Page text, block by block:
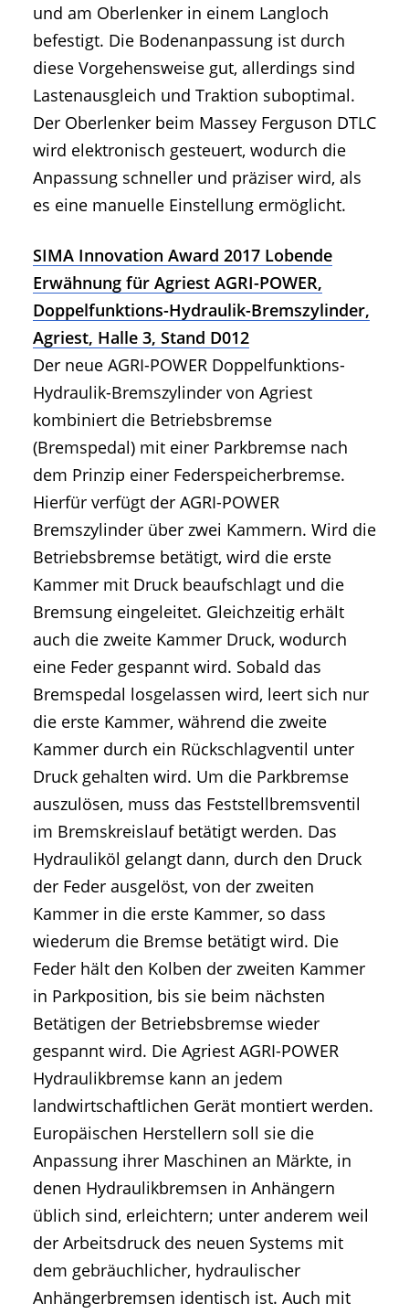
und am Oberlenker in einem Langloch
befestigt. Die Bodenanpassung ist durch
diese Vorgehensweise gut, allerdings sind
Lastenausgleich und Traktion suboptimal.
Der Oberlenker beim Massey Ferguson DTLC
wird elektronisch gesteuert, wodurch die
Anpassung schneller und präziser wird, als
es eine manuelle Einstellung ermöglicht.
SIMA Innovation Award 2017 Lobende
Erwähnung für Agriest AGRI-POWER,
Doppelfunktions-Hydraulik-Bremszylinder,
Agriest, Halle 3, Stand D012
Der neue AGRI-POWER Doppelfunktions-
Hydraulik-Bremszylinder von Agriest
kombiniert die Betriebsbremse
(Bremspedal) mit einer Parkbremse nach
dem Prinzip einer Federspeicherbremse.
Hierfür verfügt der AGRI-POWER
Bremszylinder über zwei Kammern. Wird die
Betriebsbremse betätigt, wird die erste
Kammer mit Druck beaufschlagt und die
Bremsung eingeleitet. Gleichzeitig erhält
auch die zweite Kammer Druck, wodurch
eine Feder gespannt wird. Sobald das
Bremspedal losgelassen wird, leert sich nur
die erste Kammer, während die zweite
Kammer durch ein Rückschlagventil unter
Druck gehalten wird. Um die Parkbremse
auszulösen, muss das Feststellbremsventil
im Bremskreislauf betätigt werden. Das
Hydrauliköl gelangt dann, durch den Druck
der Feder ausgelöst, von der zweiten
Kammer in die erste Kammer, so dass
wiederum die Bremse betätigt wird. Die
Feder hält den Kolben der zweiten Kammer
in Parkposition, bis sie beim nächsten
Betätigen der Betriebsbremse wieder
gespannt wird. Die Agriest AGRI-POWER
Hydraulikbremse kann an jedem
landwirtschaftlichen Gerät montiert werden.
Europäischen Herstellern soll sie die
Anpassung ihrer Maschinen an Märkte, in
denen Hydraulikbremsen in Anhängern
üblich sind, erleichtern; unter anderem weil
der Arbeitsdruck des neuen Systems mit
dem gebräuchlicher, hydraulischer
Anhängerbremsen identisch ist. Auch mit